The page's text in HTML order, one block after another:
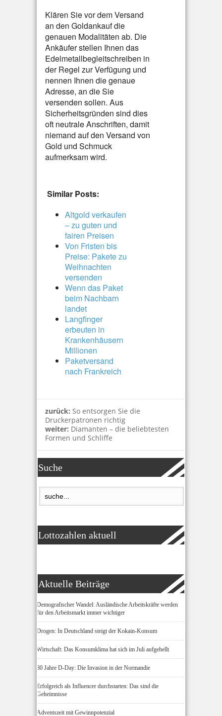
Klären Sie vor dem Versand
an den Goldankauf die
genauen Modalitäten ab. Die
Ankäufer stellen Ihnen das
Edelmetallbegleitschreiben in
der Regel zur Verfügung und
nennen Ihnen die genaue
Adresse, an die Sie
versenden sollen. Aus
Sicherheitsgründen sind dies
oft neutrale Anschriften, damit
niemand auf den Versand von
Gold und Schmuck
aufmerksam wird.
Similar Posts:
Altgold verkaufen
– zu guten und
fairen Preisen
Von Fristen bis
Preise: Pakete zu
Weihnachten
versenden
Wenn das Paket
beim Nachbarn
landet
Langfinger
erbeuten in
Krankenhäusern
Millionen
Paketversand
nach Frankreich
zurück: So entsorgen Sie die
Druckerpatronen richtig
weiter: Diamanten – die beliebtesten
Formen und Schliffe
Suche
Lottozahlen aktuell
Aktuelle Beiträge
Demografischer Wandel: Ausländische Arbeitskräfte werden
für den Arbeitsmarkt immer wichtiger
Drogen: In Deutschland steigt der Kokain-Konsum
Wirtschaft: Das Konsumklima hat sich im Juli aufgehellt
80 Jahre D-Day: Die Invasion in der Normandie
Erfolgreich als Influencer durchstarten: Das sind die
Geheimnisse
Adventszeit mit Gewinnpotenzial